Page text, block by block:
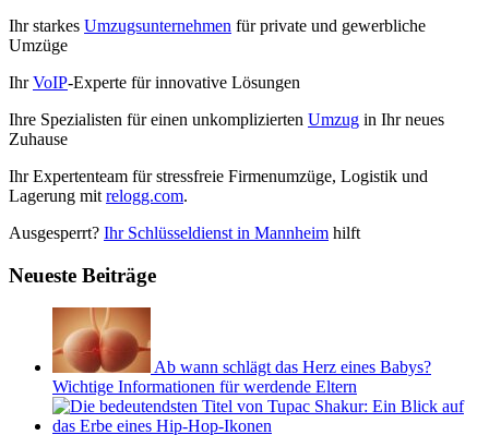
Ihr starkes Umzugsunternehmen für private und gewerbliche
Umzüge
IhrVoIP-Experte für innovative Lösungen
Ihre Spezialisten für einen unkomplizierten Umzug in Ihr neues
Zuhause
Ihr Expertenteam für stressfreie Firmenumzüge, Logistik und
Lagerung mit relogg.com.
Ausgesperrt? Ihr Schlüsseldienst in Mannheim hilft
Neueste Beiträge
Ab wann schlägt das Herz eines Babys?
Wichtige Informationen für werdende Eltern